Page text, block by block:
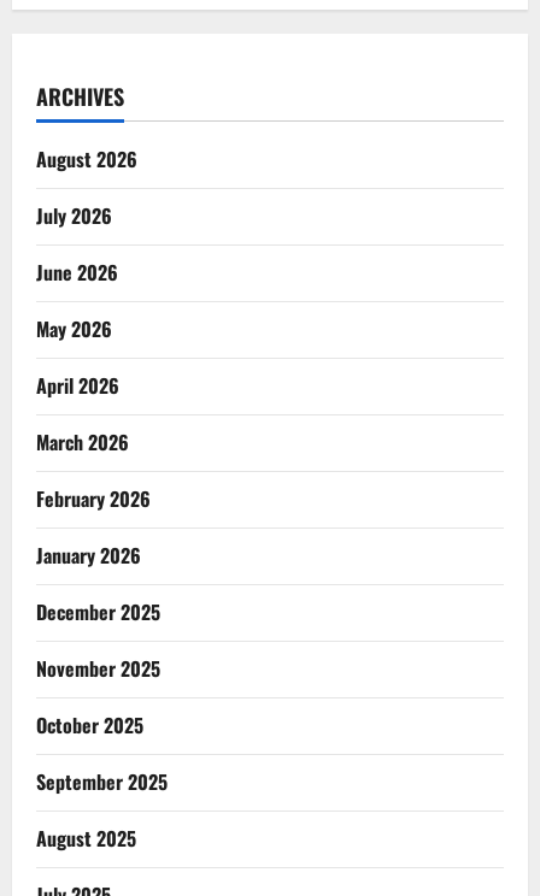
ARCHIVES
August 2026
July 2026
June 2026
May 2026
April 2026
March 2026
February 2026
January 2026
December 2025
November 2025
October 2025
September 2025
August 2025